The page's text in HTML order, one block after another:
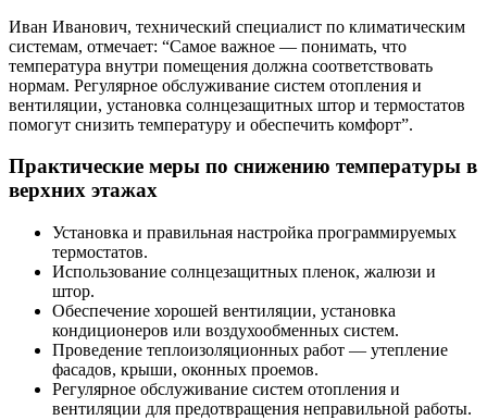
Иван Иванович, технический специалист по климатическим
системам, отмечает: “Самое важное — понимать, что
температура внутри помещения должна соответствовать
нормам. Регулярное обслуживание систем отопления и
вентиляции, установка солнцезащитных штор и термостатов
помогут снизить температуру и обеспечить комфорт”.
Практические меры по снижению температуры в
верхних этажах
Установка и правильная настройка программируемых
термостатов.
Использование солнцезащитных пленок, жалюзи и
штор.
Обеспечение хорошей вентиляции, установка
кондиционеров или воздухообменных систем.
Проведение теплоизоляционных работ — утепление
фасадов, крыши, оконных проемов.
Регулярное обслуживание систем отопления и
вентиляции для предотвращения неправильной работы.